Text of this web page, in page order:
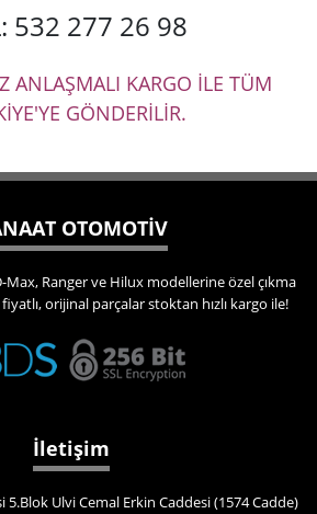
532 277 26 98
ANLAŞMALI KARGO İLE TÜM
GÖNDERİLİR.
OTOMOTİV
Max, Ranger ve Hilux modellerine özel çıkma
orijinal parçalar stoktan hızlı kargo ile!
İletişim
5.Blok Ulvi Cemal Erkin Caddesi (1574 Cadde)